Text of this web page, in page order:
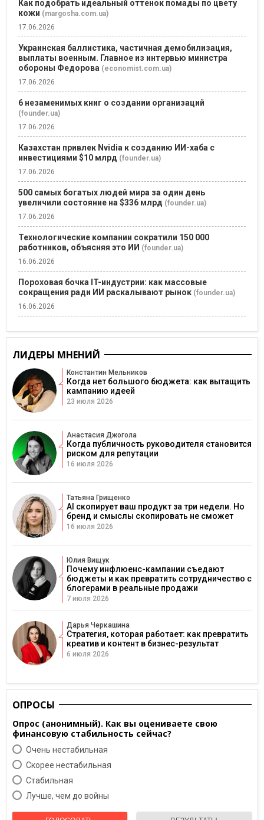
Как подобрать идеальный оттенок помады по цвету
кожи (margosha.com.ua)
17.06.2026
Украинская баллистика, частичная демобилизация,
выплаты военным. Главное из интервью министра
обороны Федорова (economist.com.ua)
17.06.2026
6 незаменимых книг о создании организаций
(founder.ua)
17.06.2026
Казахстан привлек Nvidia к созданию ИИ-хаба с
инвестициями $10 млрд (founder.ua)
17.06.2026
500 самых богатых людей мира за один день
увеличили состояние на $336 млрд (founder.ua)
17.06.2026
Технологические компании сократили 150 000
работников, объясняя это ИИ (founder.ua)
16.06.2026
Пороховая бочка IT-индустрии: как массовые
сокращения ради ИИ раскалывают рынок (founder.ua)
16.06.2026
ЛИДЕРЫ МНЕНИЙ
Константин Мельников
Когда нет большого бюджета: как вытащить
кампанию идеей
23 июля 2026
Анастасия Джогола
Когда публичность руководителя становится
риском для репутации
16 июля 2026
Татьяна Грищенко
AI скопирует ваш продукт за три недели. Но
бренд и смыслы скопировать не сможет
16 июля 2026
Юлия Вищук
Почему инфлюенс-кампании съедают
бюджеты и как превратить сотрудничество с
блогерами в реальные продажи
7 июля 2026
Дарья Черкашина
Стратегия, которая работает: как превратить
креатив и контент в бизнес-результат
6 июля 2026
ОПРОСЫ
Опрос (анонимный). Как вы оцениваете свою
финансовую стабильность сейчас?
Очень нестабильная
Скорее нестабильная
Cтабильная
Лучше, чем до войны